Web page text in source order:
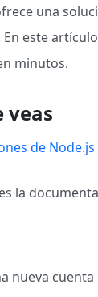
una
este
minutos.
veas
de
la
nueva cuenta